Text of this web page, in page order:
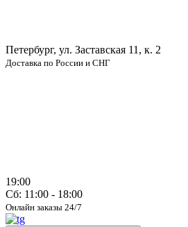
Петербург, ул. Заставская 11, к. 2
Доставка по России и СНГ
19:00
Сб: 11:00 - 18:00
Онлайн заказы 24/7